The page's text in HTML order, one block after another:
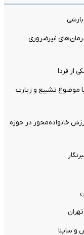
غیرضروری
از فردا
موضوع تشییع و زیارت
خانواده‌محور در حوزه